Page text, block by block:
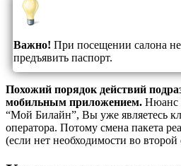
Важно! При посещении салона
предъявить паспорт.
Похожий порядок действий
мобильным приложением. Нюанс
“Мой Билайн”, Вы уже являетесь
оператора. Потому смена пакета
(если нет необходимости во второй